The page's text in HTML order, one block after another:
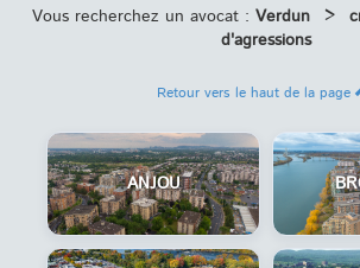
Vous recherchez un avocat : Verdun >
d'agressions
Retour vers le haut de la page
ANJOU